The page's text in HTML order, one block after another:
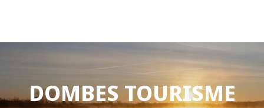
DOMBES TOURISME